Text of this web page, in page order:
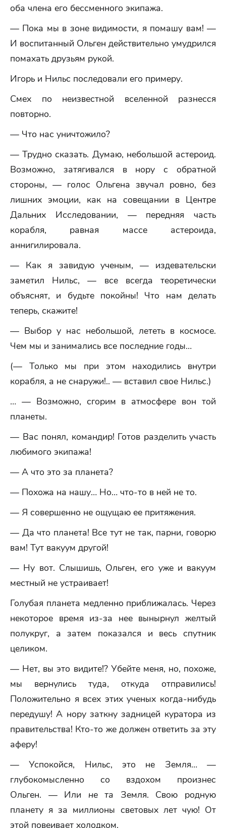
оба члена его бессменного экипажа.
— Пока мы в зоне видимости, я помашу вам! —
И воспитанный Ольген действительно умудрился
помахать друзьям рукой.
Игорь и Нильс последовали его примеру.
Смех по неизвестной вселенной разнесся
повторно.
— Что нас уничтожило?
— Трудно сказать. Думаю, небольшой астероид.
Возможно, затягивался в нору с обратной
стороны, — голос Ольгена звучал ровно, без
лишних эмоции, как на совещании в Центре
Дальних Исследовании, — передняя часть
корабля, равная массе астероида,
аннигилировала.
— Как я завидую ученым, — издевательски
заметил Нильс, — все всегда теоретически
объяснят, и будьте покойны! Что нам делать
теперь, скажите!
— Выбор у нас небольшой, лететь в космосе.
Чем мы и занимались все последние годы…
(— Только мы при этом находились внутри
корабля, а не снаружи!.. — вставил свое Нильс.)
… — Возможно, сгорим в атмосфере вон той
планеты.
— Вас понял, командир! Готов разделить участь
любимого экипажа!
— А что это за планета?
— Похожа на нашу… Но… что-то в ней не то.
— Я совершенно не ощущаю ее притяжения.
— Да что планета! Все тут не так, парни, говорю
вам! Тут вакуум другой!
— Ну вот. Слышишь, Ольген, его уже и вакуум
местный не устраивает!
Голубая планета медленно приближалась. Через
некоторое время из-за нее вынырнул желтый
полукруг, а затем показался и весь спутник
целиком.
— Нет, вы это видите!? Убейте меня, но, похоже,
мы вернулись туда, откуда отправились!
Положительно я всех этих ученых когда-нибудь
передушу! А нору заткну задницей куратора из
правительства! Кто-то же должен ответить за эту
аферу!
— Успокойся, Нильс, это не Земля… —
глубокомысленно со вздохом произнес
Ольген. — Или не та Земля. Свою родную
планету я за миллионы световых лет чую! От
этой повеивает холодком.